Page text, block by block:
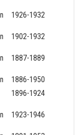
1926-1932
1902-1932
1887-1889
1886-1950
1896-1924
1923-1946